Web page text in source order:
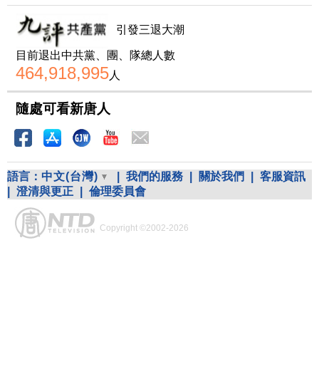
引發三退大潮
目前退出中共黨、團、隊總人數
464,918,995人
隨處可看新唐人
語言： 中文(台灣) 我們的服務 關於我們
客服資訊
澄清與更正 倫理委員會
Copyright ©2002-2026